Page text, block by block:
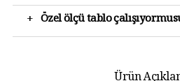
+ Özel ölçü tablo